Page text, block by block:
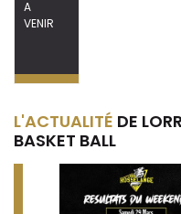
A
VENIR
L'ACTUALITÉ DE
BASKET BALL